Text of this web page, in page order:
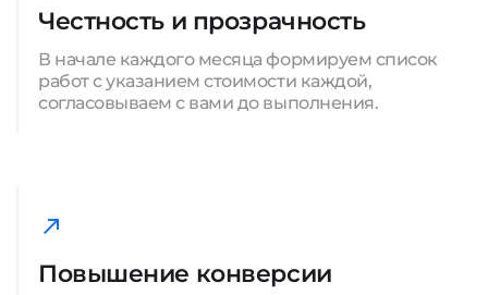
Честность и прозрачность
В начале каждого месяца формируем список
работ с указанием стоимости каждой,
согласовываем с вами до выполнения.
Повышение конверсии